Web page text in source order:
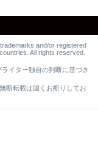
and/or registered
All rights reserved.
イター独自の判断に基づき
断転載は固くお断りしてお